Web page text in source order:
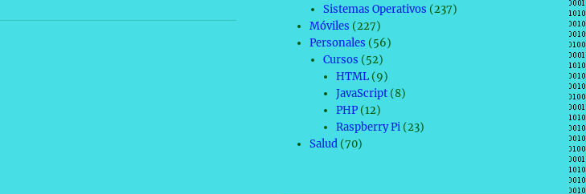
Sistemas Operativos (237)
Móviles (227)
Personales (56)
Cursos (52)
HTML(9)
JavaScript(8)
PHP(12)
Raspberry Pi(23)
Salud (70)